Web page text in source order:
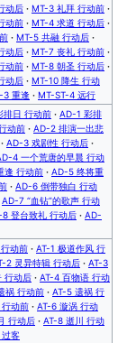
动后 · MT-3 礼拜 行动前 ·
动前 · MT-4 求道 行动后 ·
· MT-5 共融 行动后 ·
动后 · MT-7 丧礼 行动前 ·
动前 · MT-8 朝圣 行动后 ·
动后 · MT-10 降生 行动
3 重逢 · MT-ST-4 远行
排日 行动前 · AD-1 彩排
动前 · AD-2 排演一出悲
· AD-3 戏剧性 行动后 ·
4 一个荒唐的早晨 行动
逢 行动前 · AD-5 终将重
· AD-6 倒带独白 行动
AD-7 “血钻”的歌声 行动
登台致礼 行动后 · AD-
动前 · AT-1 极道作风 行
2 灵异特辑 行动后 · AT-3
行动后 · AT-4 百物语 行动
祸 行动前 · AT-5 遗祸 行
动前 · AT-6 漩涡 行动
行动后 · AT-8 逝川 行动
客